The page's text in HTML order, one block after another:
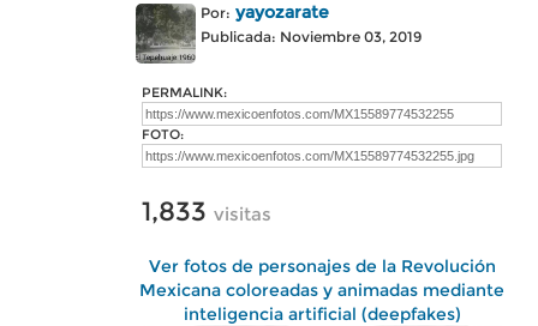
Por: yayozarate
Publicada: Noviembre 03, 2019
PERMALINK:
FOTO:
1,833 visitas
Ver fotos de personajes de la Revolución
Mexicana coloreadas y animadas mediante
inteligencia artificial (deepfakes)